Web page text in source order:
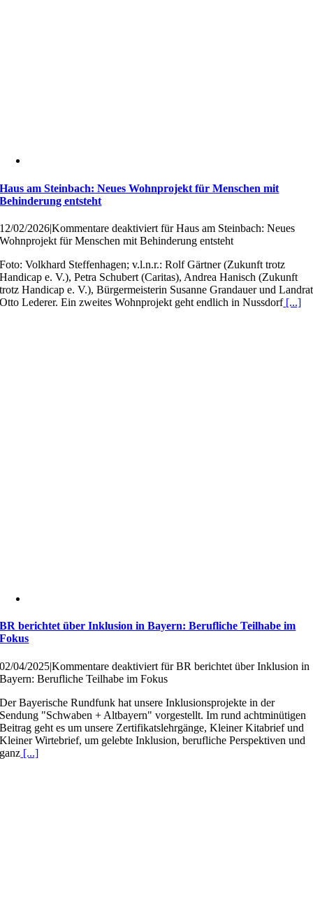
Haus am Steinbach: Neues Wohnprojekt für Menschen mit
Behinderung entsteht
12/02/2026|Kommentare deaktiviert für Haus am Steinbach: Neues
Wohnprojekt für Menschen mit Behinderung entsteht
Foto: Volkhard Steffenhagen; v.l.n.r.: Rolf Gärtner (Zukunft trotz
Handicap e. V.), Petra Schubert (Caritas), Andrea Hanisch (Zukunft
trotz Handicap e. V.), Bürgermeisterin Susanne Grandauer und Landrat
Otto Lederer. Ein zweites Wohnprojekt geht endlich in Nussdorf[...]
BR berichtet über Inklusion in Bayern: Berufliche Teilhabe im
Fokus
02/04/2025|Kommentare deaktiviert für BR berichtet über Inklusion in
Bayern: Berufliche Teilhabe im Fokus
Der Bayerische Rundfunk hat unsere Inklusionsprojekte in der
Sendung "Schwaben + Altbayern" vorgestellt. Im rund achtminütigen
Beitrag geht es um unsere Zertifikatslehrgänge, Kleiner Kitabrief und
Kleiner Wirtebrief, um gelebte Inklusion, berufliche Perspektiven und
ganz [...]